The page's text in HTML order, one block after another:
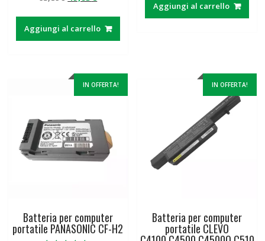
su 5
originale
era:
attuale
è:
Aggiungi al carrello
era:
è:
Aggiungi al carrello
IN OFFERTA!
Batteria per computer
portatile PANASONIC CF-H2
IN OFFERTA!
Batteria per computer
portatile CLEVO